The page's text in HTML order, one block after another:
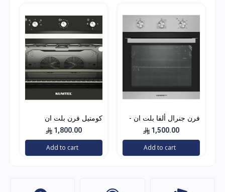
فرن جنرال ألفا بلت ان -
60 سم - ستيل - موديل
A65ESRM
1,500.00
Add to cart
كومتيل فرن بلت ان
لتر, 8+1 برامج, قدرة
3250 واط, تركي, اسود
1,800.00
Add to cart